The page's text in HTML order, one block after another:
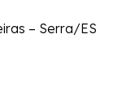
– Serra/ES